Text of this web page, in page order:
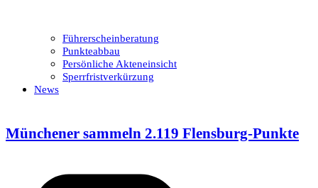
Führerscheinberatung
Punkteabbau
Persönliche Akteneinsicht
Sperrfristverkürzung
News
Münchener sammeln 2.119 Flensburg-Punkte